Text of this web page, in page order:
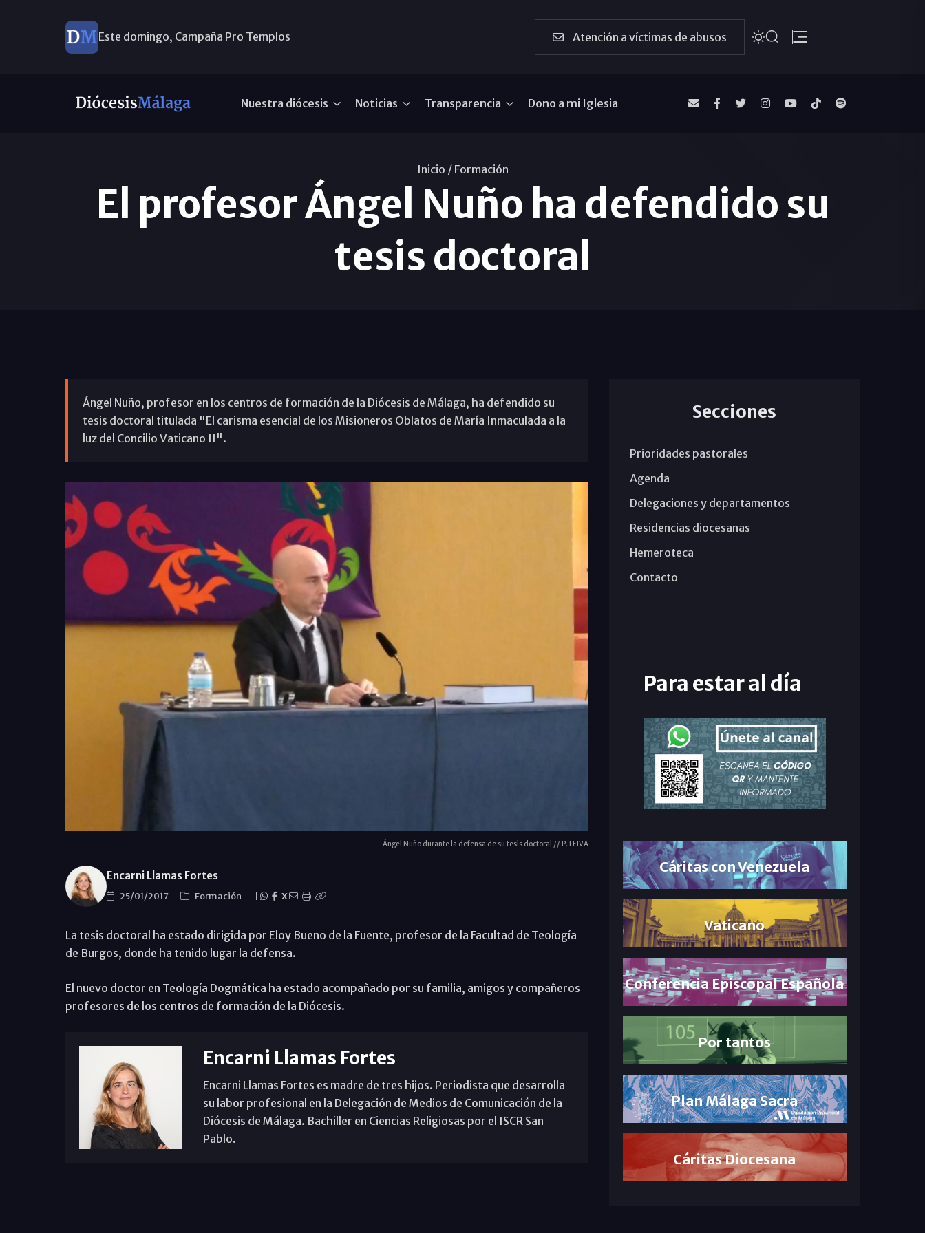
Este domingo, Campaña Pro Templos Atención a víctimas de abusos
Nuestra diócesis Noticias Transparencia Dono a mi Iglesia
Inicio / Formación
El profesor Ángel Nuño ha defendido su
tesis doctoral
Ángel Nuño, profesor en los centros de formación de la Diócesis de Málaga, ha defendido su
tesis doctoral titulada "El carisma esencial de los Misioneros Oblatos de María Inmaculada a la
luz del Concilio Vaticano II".
Ángel Nuño durante la defensa de su tesis doctoral // P. LEIVA
Encarni Llamas Fortes
25/01/2017 Formación X
La tesis doctoral ha estado dirigida por Eloy Bueno de la Fuente, profesor de la Facultad de Teología
de Burgos, donde ha tenido lugar la defensa.
El nuevo doctor en Teología Dogmática ha estado acompañado por su familia, amigos y compañeros
profesores de los centros de formación de la Diócesis.
Encarni Llamas Fortes
Encarni Llamas Fortes es madre de tres hijos. Periodista que desarrolla
su labor profesional en la Delegación de Medios de Comunicación de la
Diócesis de Málaga. Bachiller en Ciencias Religiosas por el ISCR San
Pablo.
Secciones
Prioridades pastorales
Agenda
Delegaciones y departamentos
Residencias diocesanas
Hemeroteca
Contacto
Para estar al día
Cáritas con Venezuela
Vaticano
Conferencia Episcopal Española
Por tantos
Plan Málaga Sacra
Cáritas Diocesana